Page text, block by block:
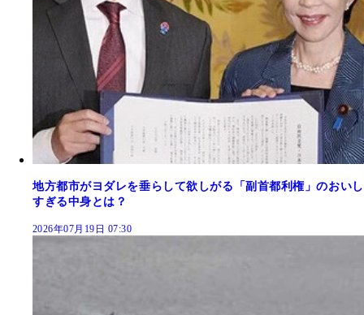
地方都市がヨダレを垂らして欲しがる「副首都利権」のおいし
すぎる中身とは？
2026年07月19日 07:30